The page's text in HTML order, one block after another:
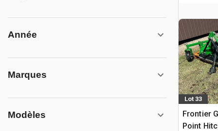
Année
Marques
Modèles
Lot 33
Frontier
Point